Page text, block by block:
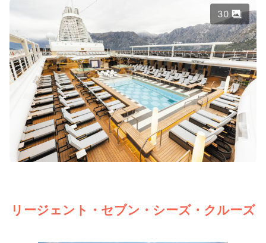
30
リージェント・セブン・シーズ・クルーズ